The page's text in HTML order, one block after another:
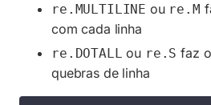
re.MULTILINE ou re.M
com cada linha
re.DOTALL ou re.S faz
quebras de linha